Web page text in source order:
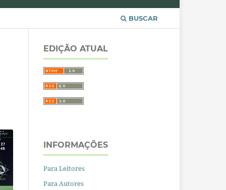
BUSCAR
EDIÇÃO ATUAL
INFORMAÇÕES
Para Leitores
Para Autores